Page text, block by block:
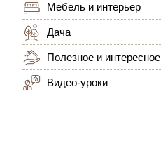
Мебель и интерьер
Дача
Полезное и интересное
Видео-уроки